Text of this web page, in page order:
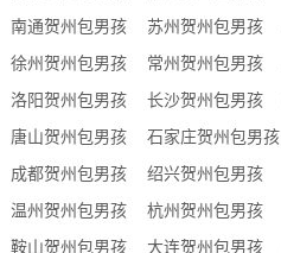
南通贺州包男孩
苏州贺州包男孩
徐州贺州包男孩
常州贺州包男孩
洛阳贺州包男孩
长沙贺州包男孩
唐山贺州包男孩
石家庄贺州包男孩
成都贺州包男孩
绍兴贺州包男孩
温州贺州包男孩
杭州贺州包男孩
鞍山贺州包男孩
大连贺州包男孩